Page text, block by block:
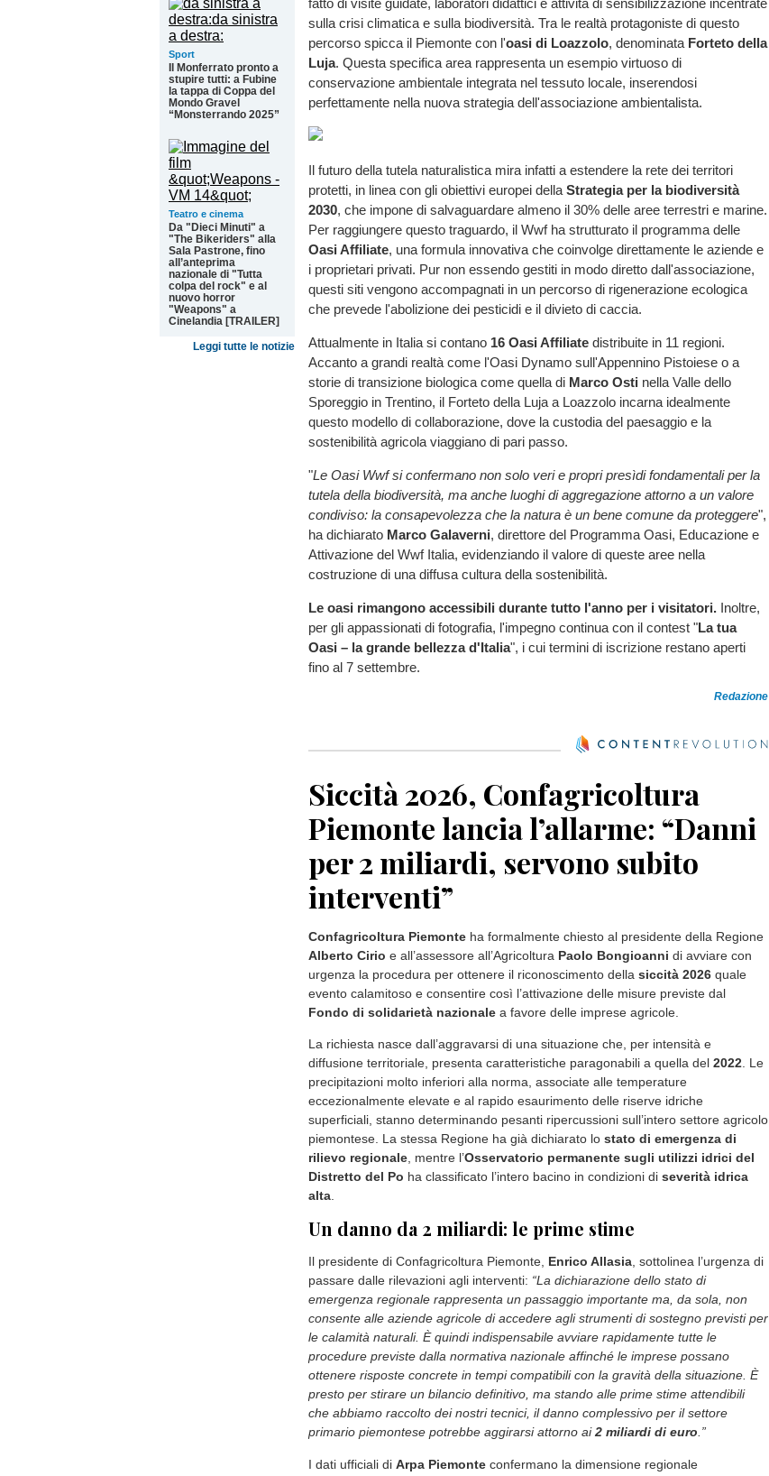
Sport
Il Monferrato pronto a
stupire tutti: a Fubine
la tappa di Coppa del
Mondo Gravel
“Monsterrando 2025”
Teatro e cinema
Da "Dieci Minuti" a
"The Bikeriders" alla
Sala Pastrone, fino
all’anteprima
nazionale di "Tutta
colpa del rock" e al
nuovo horror
"Weapons" a
Cinelandia [TRAILER]
Leggi tutte le notizie
fatto di visite guidate, laboratori didattici e attività di sensibilizzazione incentrate
sulla crisi climatica e sulla biodiversità. Tra le realtà protagoniste di questo
percorso spicca il Piemonte con l'oasi di Loazzolo, denominata Forteto della
Luja. Questa specifica area rappresenta un esempio virtuoso di
conservazione ambientale integrata nel tessuto locale, inserendosi
perfettamente nella nuova strategia dell'associazione ambientalista.
Il futuro della tutela naturalistica mira infatti a estendere la rete dei territori
protetti, in linea con gli obiettivi europei della Strategia per la biodiversità
2030, che impone di salvaguardare almeno il 30% delle aree terrestri e marine.
Per raggiungere questo traguardo, il Wwf ha strutturato il programma delle
Oasi Affiliate, una formula innovativa che coinvolge direttamente le aziende e
i proprietari privati. Pur non essendo gestiti in modo diretto dall'associazione,
questi siti vengono accompagnati in un percorso di rigenerazione ecologica
che prevede l'abolizione dei pesticidi e il divieto di caccia.
Attualmente in Italia si contano 16 Oasi Affiliate distribuite in 11 regioni.
Accanto a grandi realtà come l'Oasi Dynamo sull'Appennino Pistoiese o a
storie di transizione biologica come quella di Marco Osti nella Valle dello
Sporeggio in Trentino, il Forteto della Luja a Loazzolo incarna idealmente
questo modello di collaborazione, dove la custodia del paesaggio e la
sostenibilità agricola viaggiano di pari passo.
"Le Oasi Wwf si confermano non solo veri e propri presìdi fondamentali per la
tutela della biodiversità, ma anche luoghi di aggregazione attorno a un valore
condiviso: la consapevolezza che la natura è un bene comune da proteggere",
ha dichiarato Marco Galaverni, direttore del Programma Oasi, Educazione e
Attivazione del Wwf Italia, evidenziando il valore di queste aree nella
costruzione di una diffusa cultura della sostenibilità.
Le oasi rimangono accessibili durante tutto l'anno per i visitatori. Inoltre,
per gli appassionati di fotografia, l'impegno continua con il contest "La tua
Oasi – la grande bellezza d'Italia", i cui termini di iscrizione restano aperti
fino al 7 settembre.
Redazione
Siccità 2026, Confagricoltura
Piemonte lancia l’allarme: “Danni
per 2 miliardi, servono subito
interventi”
Confagricoltura Piemonte ha formalmente chiesto al presidente della Regione
Alberto Cirio e all’assessore all’Agricoltura Paolo Bongioanni di avviare con
urgenza la procedura per ottenere il riconoscimento della siccità 2026 quale
evento calamitoso e consentire così l’attivazione delle misure previste dal
Fondo di solidarietà nazionale a favore delle imprese agricole.
La richiesta nasce dall’aggravarsi di una situazione che, per intensità e
diffusione territoriale, presenta caratteristiche paragonabili a quella del 2022 . Le
precipitazioni molto inferiori alla norma, associate alle temperature
eccezionalmente elevate e al rapido esaurimento delle riserve idriche
superficiali, stanno determinando pesanti ripercussioni sull’intero settore agricolo
piemontese. La stessa Regione ha già dichiarato lo stato di emergenza di
rilievo regionale , mentre l’Osservatorio permanente sugli utilizzi idrici del
Distretto del Po ha classificato l’intero bacino in condizioni di severità idrica
alta
Un danno da 2 miliardi: le prime stime
Il presidente di Confagricoltura Piemonte, Enrico Allasia , sottolinea l’urgenza di
passare dalle rilevazioni agli interventi: “La dichiarazione dello stato di
emergenza regionale rappresenta un passaggio importante ma, da sola, non
consente alle aziende agricole di accedere agli strumenti di sostegno previsti per
le calamità naturali. È quindi indispensabile avviare rapidamente tutte le
procedure previste dalla normativa nazionale affinché le imprese possano
ottenere risposte concrete in tempi compatibili con la gravità della situazione. È
presto per stirare un bilancio definitivo, ma stando alle prime stime attendibili
che abbiamo raccolto dei nostri tecnici, il danno complessivo per il settore
primario piemontese potrebbe aggirarsi attorno ai2 miliardi di euro .”
I dati ufficiali di Arpa Piemonte confermano la dimensione regionale